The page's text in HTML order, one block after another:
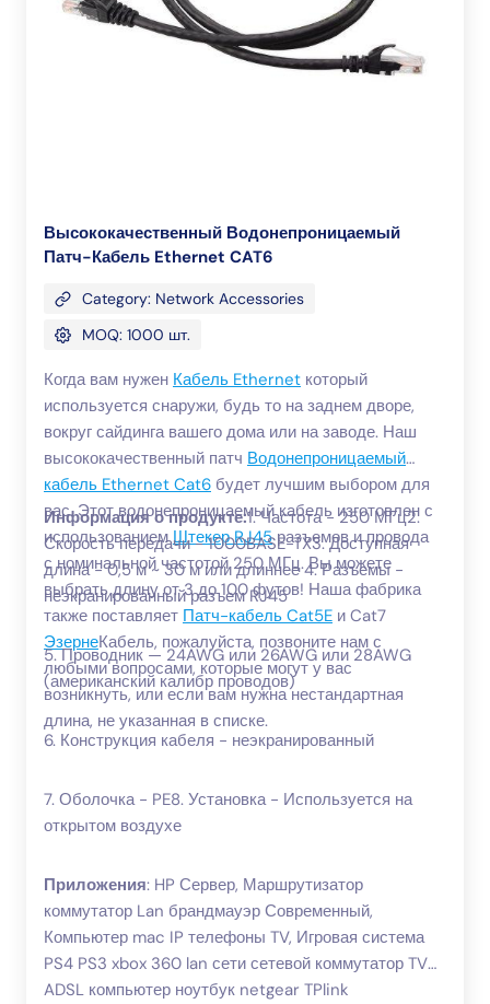
Высококачественный Водонепроницаемый
Патч-Кабель Ethernet CAT6
Category: Network Accessories
MOQ: 1000 шт.
Когда вам нужен Кабель Ethernet который
используется снаружи, будь то на заднем дворе,
вокруг сайдинга вашего дома или на заводе. Наш
высококачественный патч Водонепроницаемый
кабель Ethernet Cat6 будет лучшим выбором для
вас. Этот водонепроницаемый кабель изготовлен с
использованиемШтекер RJ45разъемов и провода
с номинальной частотой 250 МГц. Вы можете
выбрать длину от 3 до 100 футов! Наша фабрика
также поставляет Патч-кабель Cat5E и Cat7
ЭзернеКабель, пожалуйста, позвоните нам с
любыми вопросами, которые могут у вас
возникнуть, или если вам нужна нестандартная
длина, не указанная в списке.
Информация о продукте:1. Частота - 250 МГц2.
Скорость передачи - 1000BASE-TX3. Доступная
длина - 0,5 м ~ 30 м или длиннее 4. Разъемы -
неэкранированный разъем RJ45
5. Проводник — 24AWG или 26AWG или 28AWG
(американский калибр проводов)
6. Конструкция кабеля - неэкранированный
7. Оболочка - PE8. Установка - Используется на
открытом воздухе
Приложения: HP Сервер, Маршрутизатор
коммутатор Lan брандмауэр Современный,
Компьютер mac IP телефоны TV, Игровая система
PS4 PS3 xbox 360 lan сети сетевой коммутатор TV
ADSL компьютер ноутбук netgear TPlink